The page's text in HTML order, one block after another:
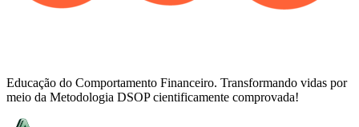
Educação do Comportamento Financeiro. Transformando vidas por
meio da Metodologia DSOP cientificamente comprovada!